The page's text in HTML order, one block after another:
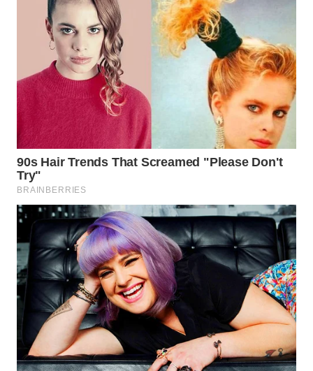
WAHANA
TANI
WAHANA
ADVOKAT
WAHANA
INFRASTRUKTUR
WAHANA
KONSUMEN
WAHANA
LISTRIK
WAHANA
TRAVEL
WAHANA
TV